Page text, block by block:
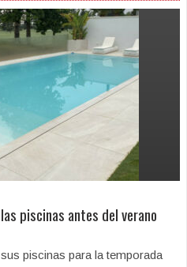
piscinas antes del verano
piscinas para la temporada